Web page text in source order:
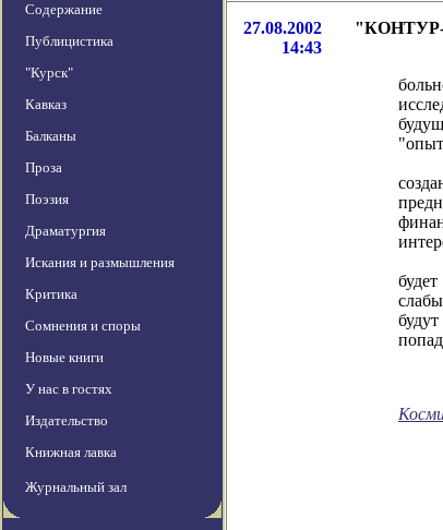
Содержание
Публицистика
"Курск"
Кавказ
Балканы
Проза
Поэзия
Драматургия
Искания и размышления
Критика
Сомнения и споры
Новые книги
У нас в гостях
Издательство
Книжная лавка
Журнальный зал
27.08.2002
14:43
"КОНТУР-